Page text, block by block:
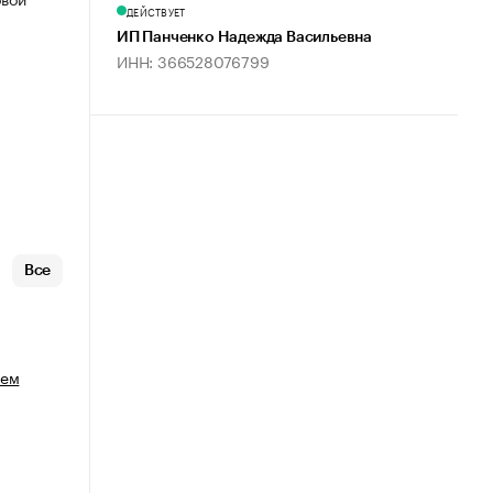
Все
ДЕЙСТВУЕТ
ИП Панченко Надежда Васильевна
ИНН: 366528076799